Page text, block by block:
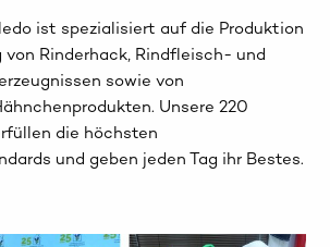
ist spezialisiert auf die Produktion
von Rinderhack, Rindfleisch- und
sowie von
Unsere 220
die höchsten
und geben jeden Tag ihr Bestes.